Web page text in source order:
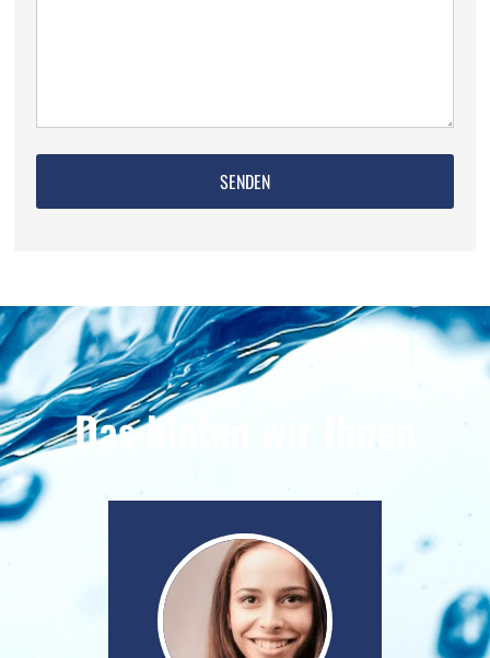
Das bieten wir Ihnen